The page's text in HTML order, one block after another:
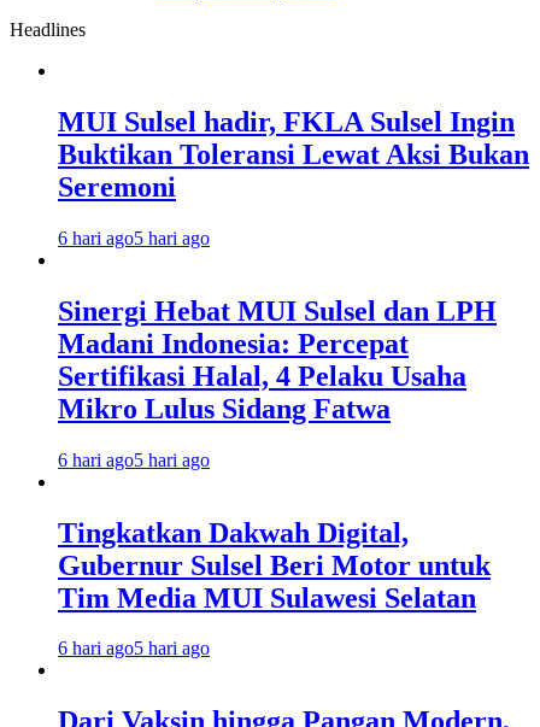
Headlines
MUI Sulsel hadir, FKLA Sulsel Ingin
Buktikan Toleransi Lewat Aksi Bukan
Seremoni
6 hari ago5 hari ago
Sinergi Hebat MUI Sulsel dan LPH
Madani Indonesia: Percepat
Sertifikasi Halal, 4 Pelaku Usaha
Mikro Lulus Sidang Fatwa
6 hari ago5 hari ago
Tingkatkan Dakwah Digital,
Gubernur Sulsel Beri Motor untuk
Tim Media MUI Sulawesi Selatan
6 hari ago5 hari ago